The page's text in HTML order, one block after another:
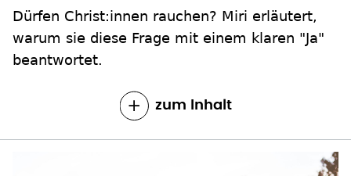
Dürfen Christ:innen rauchen? Miri erläutert,
warum sie diese Frage mit einem klaren "Ja"
beantwortet.
zum Inhalt